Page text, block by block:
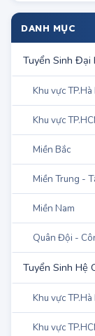
DANH MỤC
Tuyển Sinh Đại
Khu vực TP.Hà
Khu vực
Miền Bắc
Miền Trung -
Miền Nam
Quân Đội -
Tuyển Sinh Hệ
Khu vực TP.Hà
Khu vực